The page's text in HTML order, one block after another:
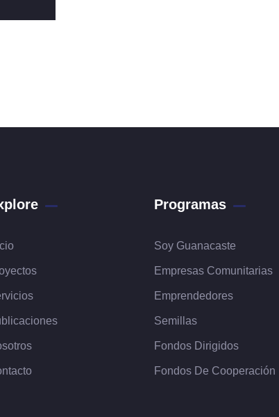
Programas
Soy Guanacaste
Empresas Comunitarias
Emprendedores
Semillas
Fondos Dirigidos
Fondos De Cooperación